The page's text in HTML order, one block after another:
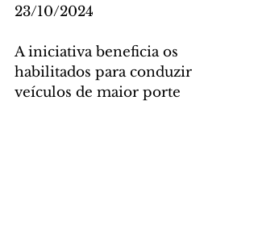
23/10/2024
A iniciativa beneficia os
habilitados para conduzir
veículos de maior porte